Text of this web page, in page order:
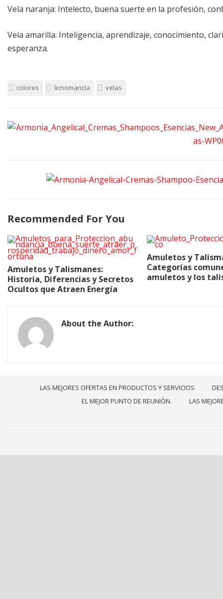
Vela naranja: Intelecto, buena suerte en la profesión,
Vela amarilla: Inteligencia, aprendizaje, conocimiento,
esperanza.
colores licnomancia velas
Recommended For You
Amuletos y Talismanes:
Historia, Diferencias y Secretos
Ocultos que Atraen Energía
Amuletos y
Categorías
amuletos y los
About the Author:
LAS MEJORES OFERTAS EN PRODUCTOS Y SERVICIOS
EL MEJOR PUNTO DE REUNIÒN.
LAS